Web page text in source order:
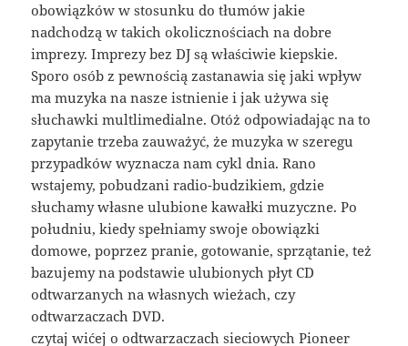
obowiązków w stosunku do tłumów jakie
nadchodzą w takich okolicznościach na dobre
imprezy. Imprezy bez DJ są właściwie kiepskie.
Sporo osób z pewnością zastanawia się jaki wpływ
ma muzyka na nasze istnienie i jak używa się
słuchawki multlimedialne. Otóż odpowiadając na to
zapytanie trzeba zauważyć, że muzyka w szeregu
przypadków wyznacza nam cykl dnia. Rano
wstajemy, pobudzani radio-budzikiem, gdzie
słuchamy własne ulubione kawałki muzyczne. Po
południu, kiedy spełniamy swoje obowiązki
domowe, poprzez pranie, gotowanie, sprzątanie, też
bazujemy na podstawie ulubionych płyt CD
odtwarzanych na własnych wieżach, czy
odtwarzaczach DVD.
czytaj wićej o odtwarzaczach sieciowych Pioneer